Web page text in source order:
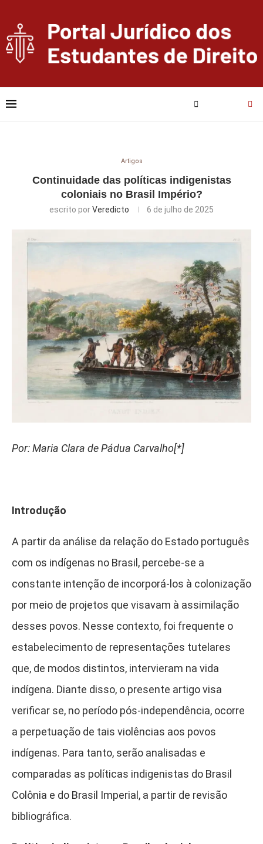
Artigos
Continuidade das políticas indigenistas
coloniais no Brasil Império?
escrito porVeredicto 6 de julho de 2025
Por: Maria Clara de Pádua Carvalho[*]
Introdução
A partir da análise da relação do Estado português
com os indígenas no Brasil, percebe-se a
constante intenção de incorporá-los à colonização
por meio de projetos que visavam à assimilação
desses povos. Nesse contexto, foi frequente o
estabelecimento de representações tutelares
que, de modos distintos, intervieram na vida
indígena. Diante disso, o presente artigo visa
verificar se, no período pós-independência, ocorre
a perpetuação de tais violências aos povos
indígenas. Para tanto, serão analisadas e
comparadas as políticas indigenistas do Brasil
Colônia e do Brasil Imperial, a partir de revisão
bibliográfica.